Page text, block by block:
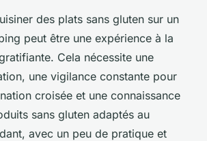
des plats sans gluten sur un
peut être une expérience à la
Cela nécessite une
une vigilance constante pour
croisée et une connaissance
sans gluten adaptés au
avec un peu de pratique et